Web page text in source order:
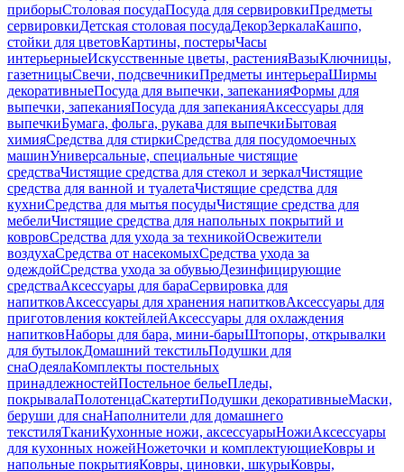
приборыСтоловая посудаПосуда для сервировкиПредметы
сервировкиДетская столовая посудаДекорЗеркалаКашпо,
стойки для цветовКартины, постерыЧасы
интерьерныеИскусственные цветы, растенияВазыКлючницы,
газетницыСвечи, подсвечникиПредметы интерьераШирмы
декоративныеПосуда для выпечки, запеканияФормы для
выпечки, запеканияПосуда для запеканияАксессуары для
выпечкиБумага, фольга, рукава для выпечкиБытовая
химияСредства для стиркиСредства для посудомоечных
машинУниверсальные, специальные чистящие
средстваЧистящие средства для стекол и зеркалЧистящие
средства для ванной и туалетаЧистящие средства для
кухниСредства для мытья посудыЧистящие средства для
мебелиЧистящие средства для напольных покрытий и
ковровСредства для ухода за техникойОсвежители
воздухаСредства от насекомыхСредства ухода за
одеждойСредства ухода за обувьюДезинфицирующие
средстваАксессуары для бараСервировка для
напитковАксессуары для хранения напитковАксессуары для
приготовления коктейлейАксессуары для охлаждения
напитковНаборы для бара, мини-барыШтопоры, открывалки
для бутылокДомашний текстильПодушки для
снаОдеялаКомплекты постельных
принадлежностейПостельное бельеПледы,
покрывалаПолотенцаСкатертиПодушки декоративныеМаски,
беруши для снаНаполнители для домашнего
текстиляТканиКухонные ножи, аксессуарыНожиАксессуары
для кухонных ножейНожеточки и комплектующиеКовры и
напольные покрытияКовры, циновки, шкурыКовры,